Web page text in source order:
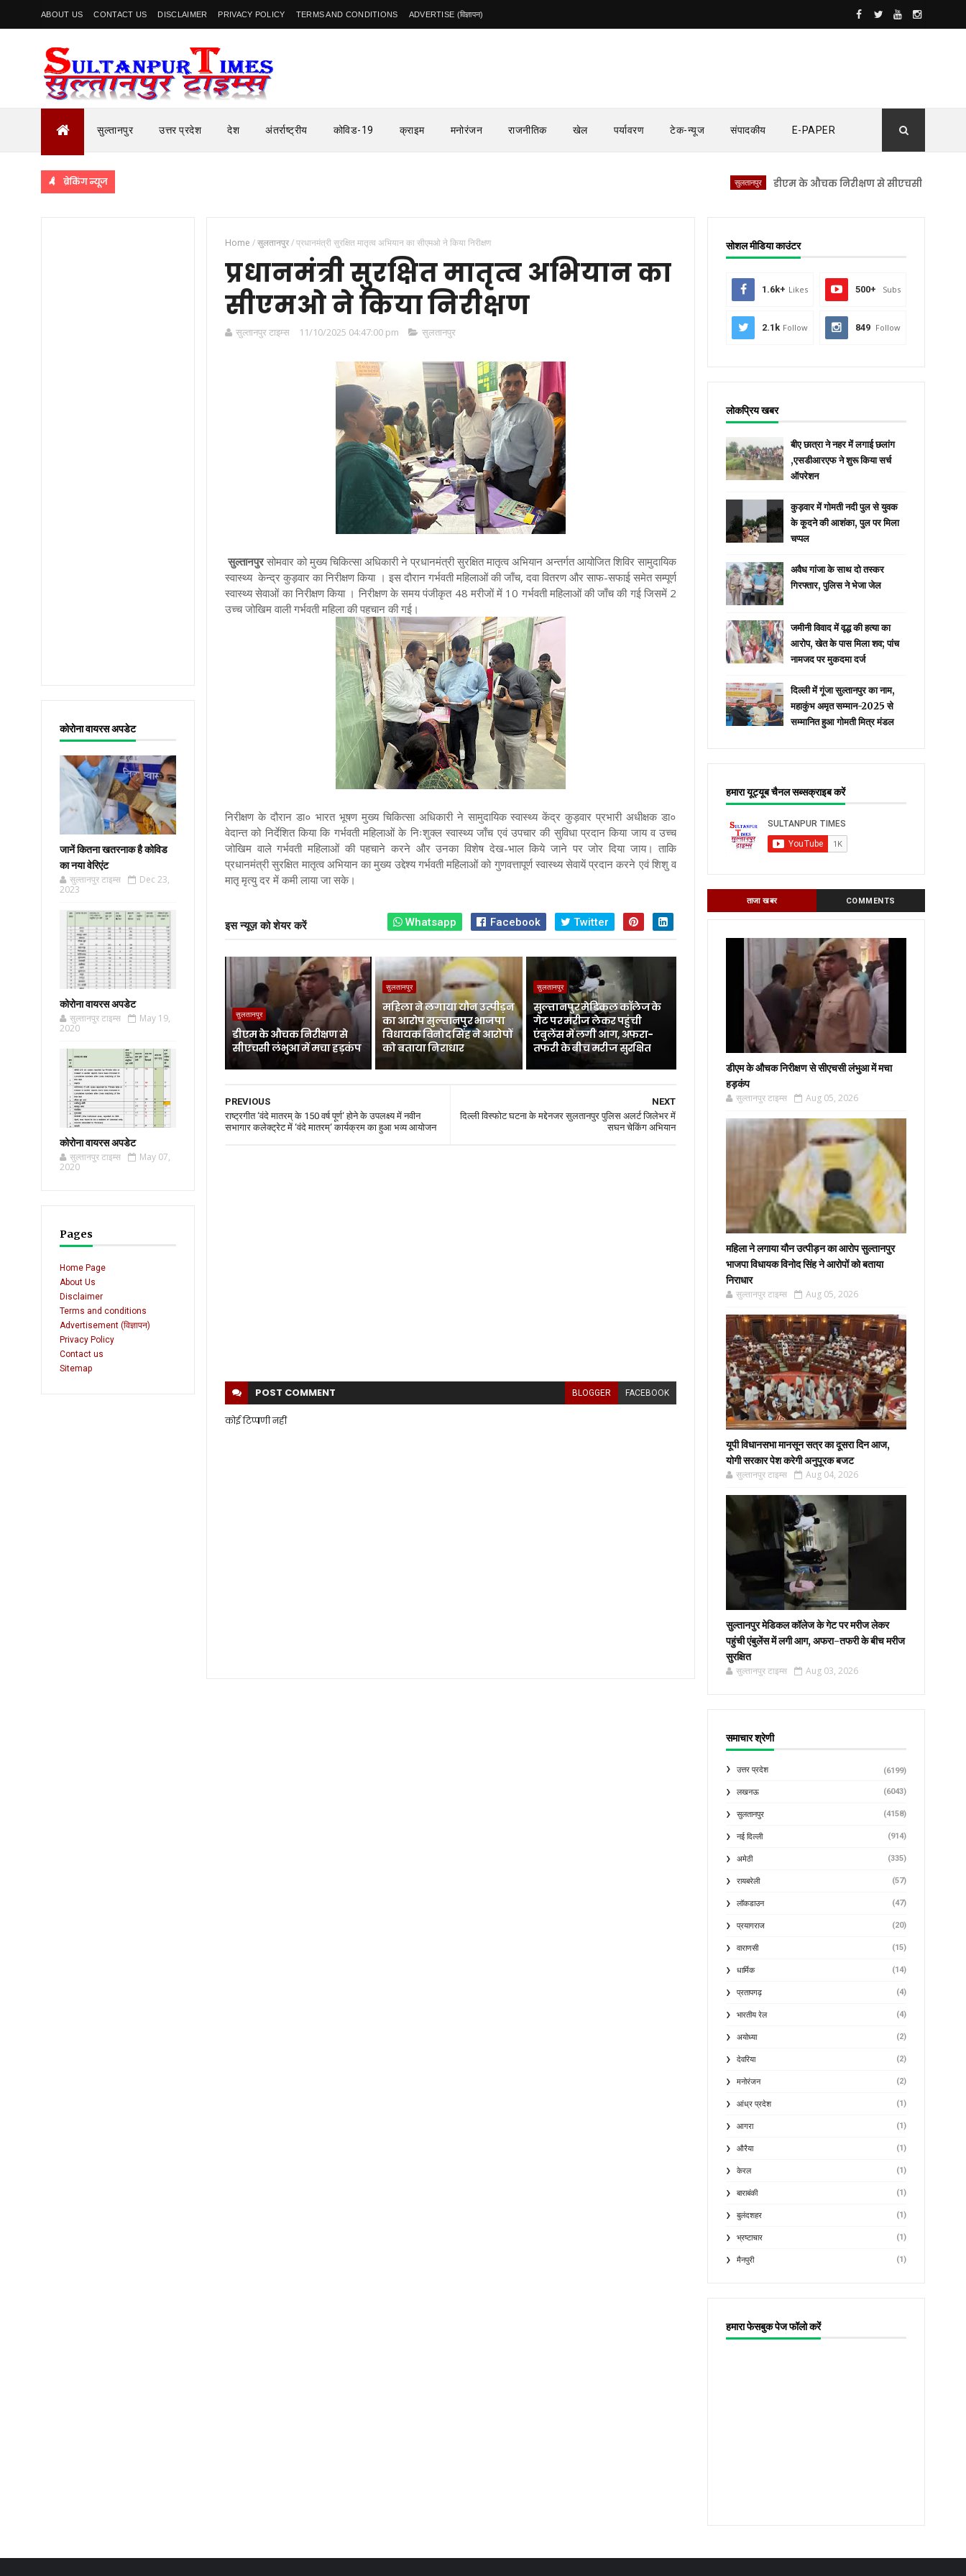
ABOUT US CONTACT US DISCLAIMER PRIVACY POLICY TERMS AND CONDITIONS ADVERTISE (विज्ञापन)
सुल्तानपुर उत्तर प्रदेश देश अंतर्राष्ट्रीय कोविड-19 क्राइम मनोरंजन राजनीतिक खेल पर्यावरण टेक-न्यूज संपादकीय E-PAPER
ब्रेकिंग न्यूज डीएम के औचक निरीक्षण से सीएचसी लंभुआ में मचा
कोरोना वायरस अपडेट
जानें कितना खतरनाक है कोविड
का नया वेरिएंट
सुल्तानपुर टाइम्स
Dec 23,
2023
कोरोना वायरस अपडेट
सुल्तानपुर टाइम्स
May 19,
2020
कोरोना वायरस अपडेट
सुल्तानपुर टाइम्स
May 07,
2020
Pages
Home Page
About Us
Disclaimer
Terms and conditions
Advertisement (विज्ञापन)
Privacy Policy
Contact us
Sitemap
Home /सुलतानपुर/प्रधानमंत्री सुरक्षित मातृत्व अभियान का सीएमओ ने किया निरीक्षण
प्रधानमंत्री सुरक्षित मातृत्व अभियान का
सीएमओ ने किया निरीक्षण
सुल्तानपुर टाइम्स 11/10/2025 04:47:00 pm सुलतानपुर
सुल्तानपुरसोमवार को मुख्य चिकित्सा अधिकारी ने प्रधानमंत्री सुरक्षित मातृत्व अभियान अन्तर्गत आयोजित शिविर सामुदायिक
स्वास्थ्य केन्द्र कुड़वार का निरीक्षण किया । इस दौरान गर्भवती महिलाओं की जाँच, दवा वितरण और साफ-सफाई समेत सम्पूर्ण
स्वास्थ्य सेवाओं का निरीक्षण किया । निरीक्षण के समय पंजीकृत 48 मरीजों में 10 गर्भवती महिलाओं की जाँच की गई जिसमें 2
उच्च जोखिम वाली गर्भवती महिला की पहचान की गई।
निरीक्षण के दौरान डा० भारत भूषण मुख्य चिकित्सा अधिकारी ने सामुदायिक स्वास्थ्य केंद्र कुड़वार प्रभारी अधीक्षक डा०
वेदान्त को निर्देशित किया कि गर्भवती महिलाओं के निःशुक्ल स्वास्थ्य जाँच एवं उपचार की सुविधा प्रदान किया जाय व उच्च
जोखिम वाले गर्भवती महिलाओं की पहचाने करने और उनका विशेष देख-भाल किये जाने पर जोर दिया जाय। ताकि
प्रधानमंत्री सुरक्षित मातृत्व अभियान का मुख्य उद्देश्य गर्भवती महिलाओं को गुणवत्तापूर्ण स्वास्थ्य सेवायें प्रदान करने एवं शिशु व
मातृ मृत्यु दर में कमी लाया जा सके।
इस न्यूज़ को शेयर करें Whatsapp Facebook Twitter
सुलतानपुर
डीएम के औचक निरीक्षण से
सीएचसी लंभुआ में मचा हड़कंप
सुलतानपुर
महिला ने लगाया यौन उत्पीड़न
का आरोप सुल्तानपुर भाजपा
विधायक विनोद सिंह ने आरोपों
को बताया निराधार
सुलतानपुर
सुल्तानपुर मेडिकल कॉलेज के
गेट पर मरीज लेकर पहुंची
एंबुलेंस में लगी आग, अफरा-
तफरी के बीच मरीज सुरक्षित
NEXT
दिल्ली विस्फोट घटना के मद्देनजर सुलतानपुर पुलिस अलर्ट जिलेभर में
सघन चेकिंग अभियान
PREVIOUS
राष्ट्रगीत ‘वंदे मातरम् के 150 वर्ष पूर्ण‘ होने के उपलक्ष्य में नवीन
सभागार कलेक्ट्रेट में ‘वंदे मातरम्‘ कार्यक्रम का हुआ भव्य आयोजन
POST COMMENT BLOGGER FACEBOOK
कोई टिप्पणी नहीं
सोशल मीडिया काउंटर
1.6k+ Likes 500+ Subs
2.1k Follow 849 Follow
लोकप्रिय खबर
बीए छात्रा ने नहर में लगाई छलांग
,एसडीआरएफ ने शुरू किया सर्च
ऑपरेशन
कुड़वार में गोमती नदी पुल से युवक
के कूदने की आशंका, पुल पर मिला
चप्पल
अवैध गांजा के साथ दो तस्कर
गिरफ्तार, पुलिस ने भेजा जेल
जमीनी विवाद में वृद्ध की हत्या का
आरोप, खेत के पास मिला शव; पांच
नामजद पर मुकदमा दर्ज
दिल्ली में गूंजा सुल्तानपुर का नाम,
महाकुंभ अमृत सम्मान-2025 से
सम्मानित हुआ गोमती मित्र मंडल
हमारा यूट्यूब चैनल सब्सक्राइब करें
ताजा खबर COMMENTS
डीएम के औचक निरीक्षण से सीएचसी लंभुआ में मचा
हड़कंप
सुल्तानपुर टाइम्स Aug 05, 2026
महिला ने लगाया यौन उत्पीड़न का आरोप सुल्तानपुर
भाजपा विधायक विनोद सिंह ने आरोपों को बताया
निराधार
सुल्तानपुर टाइम्स Aug 05, 2026
यूपी विधानसभा मानसून सत्र का दूसरा दिन आज,
योगी सरकार पेश करेगी अनुपूरक बजट
सुल्तानपुर टाइम्स Aug 04, 2026
सुल्तानपुर मेडिकल कॉलेज के गेट पर मरीज लेकर
पहुंची एंबुलेंस में लगी आग, अफरा-तफरी के बीच मरीज
सुरक्षित
सुल्तानपुर टाइम्स Aug 03, 2026
समाचार श्रेणी
उत्तर प्रदेश (6199)
लखनऊ (6043)
सुलतानपुर (4158)
नई दिल्ली (914)
अमेठी (335)
रायबरेली (57)
लॉकडाउन (47)
प्रयागराज (20)
वाराणसी (15)
धार्मिक (14)
प्रतापगढ़ (4)
भारतीय रेल (4)
अयोध्या (2)
देवरिया (2)
मनोरंजन (2)
आंध्र प्रदेश (1)
आगरा (1)
औरैया (1)
केरल (1)
बाराबंकी (1)
बुलंदशहर (1)
भ्रष्टाचार (1)
मैनपुरी (1)
हमारा फेसबुक पेज फॉलो करें